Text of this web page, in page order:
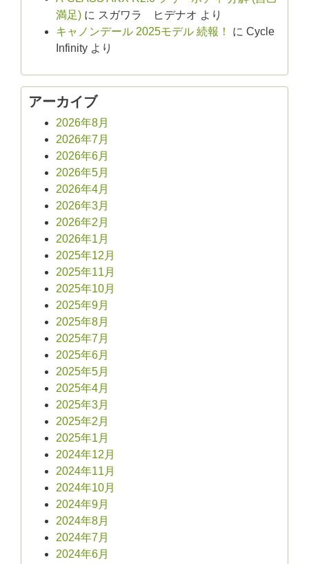
満足) に スガワラ ヒデナオ より
キャノンデール 2025モデル 続報！
に Cycle
Infinity より
アーカイブ
2026年8月
2026年7月
2026年6月
2026年5月
2026年4月
2026年3月
2026年2月
2026年1月
2025年12月
2025年11月
2025年10月
2025年9月
2025年8月
2025年7月
2025年6月
2025年5月
2025年4月
2025年3月
2025年2月
2025年1月
2024年12月
2024年11月
2024年10月
2024年9月
2024年8月
2024年7月
2024年6月